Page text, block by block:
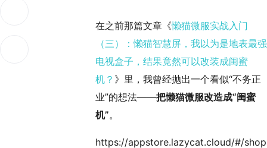
了可以先搜
索公众号“忘
机山人”看。
在之前那篇文章《懒猫微服实战入门
（三）：懒猫智慧屏，我以为是地表最强
电视盒子，结果竟然可以改装成闺蜜
机？ 》里，我曾经抛出一个看似“不务正
业”的想法——把懒猫微服改造成“闺蜜
机”。
https://appstore.lazycat.cloud/#/shop